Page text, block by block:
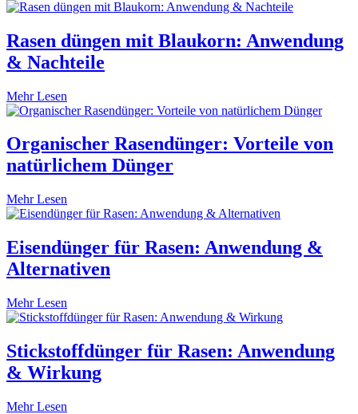
Rasen düngen mit Blaukorn: Anwendung
& Nachteile
Mehr Lesen
Organischer Rasendünger: Vorteile von
natürlichem Dünger
Mehr Lesen
Eisendünger für Rasen: Anwendung &
Alternativen
Mehr Lesen
Stickstoffdünger für Rasen: Anwendung
& Wirkung
Mehr Lesen